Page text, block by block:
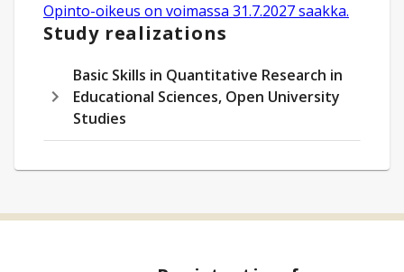
Opinto-oikeus on voimassa 31.7.2027 saakka.
Study realizations
Basic Skills in Quantitative Research in
Educational Sciences, Open University
Studies